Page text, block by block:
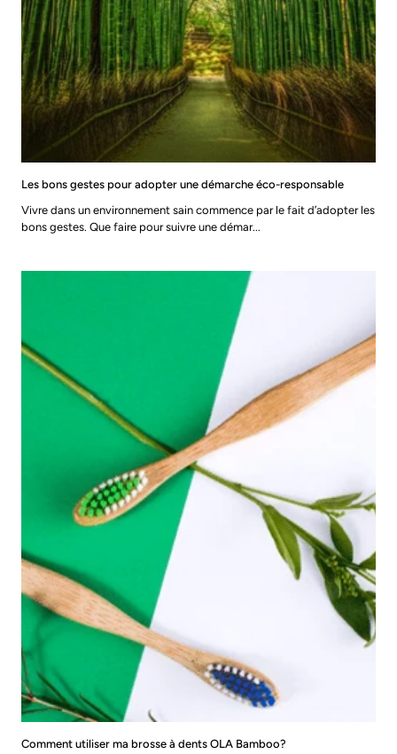
Les bons gestes pour adopter une démarche éco-responsable
Vivre dans un environnement sain commence par le fait d’adopter les
bons gestes. Que faire pour suivre une démar...
Comment utiliser ma brosse à dents OLA Bamboo?